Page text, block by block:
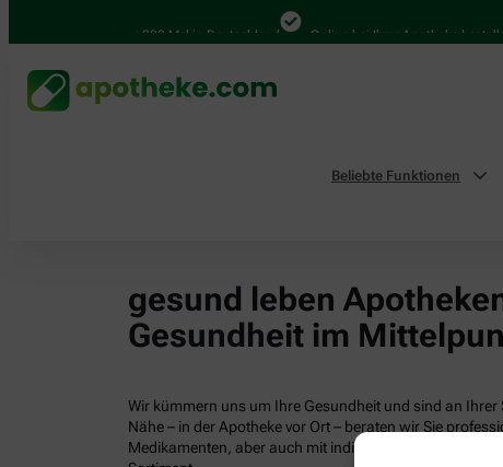
4.000 Mal in Deutschland Online bei Ihrer Apotheke bestellen
Beliebte Funktionen
gesund leben
Gesundheit im
Wir kümmern uns um Ihre Gesundheit und sind an
Nähe – in der Apotheke vor Ort – beraten wir Sie
Medikamenten, aber auch mit individuellen